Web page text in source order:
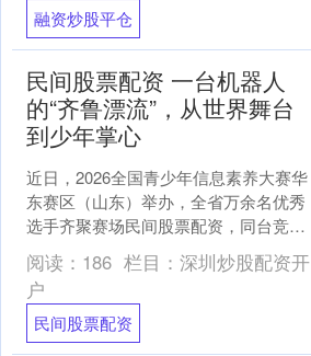
融资炒股平仓
民间股票配资 一台机器人
的“齐鲁漂流”，从世界舞台
到少年掌心
近日，2026全国青少年信息素养大赛华
东赛区（山东）举办，全省万余名优秀
选手齐聚赛场民间股票配资，同台竞
技。赛场上，小选手们屏息凝神，精准
操控机器人完成一道道挑....
阅读： 186 栏目： 深圳炒股配资开
户
民间股票配资